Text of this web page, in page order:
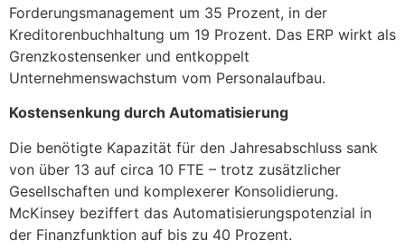
Forderungsmanagement um 35 Prozent, in der
Kreditorenbuchhaltung um 19 Prozent. Das ERP wirkt als
Grenzkostensenker und entkoppelt
Unternehmenswachstum vom Personalaufbau.
Kostensenkung durch Automatisierung
Die benötigte Kapazität für den Jahresabschluss sank
von über 13 auf circa 10 FTE – trotz zusätzlicher
Gesellschaften und komplexerer Konsolidierung.
McKinsey beziffert das Automatisierungspotenzial in
der Finanzfunktion auf bis zu 40 Prozent.